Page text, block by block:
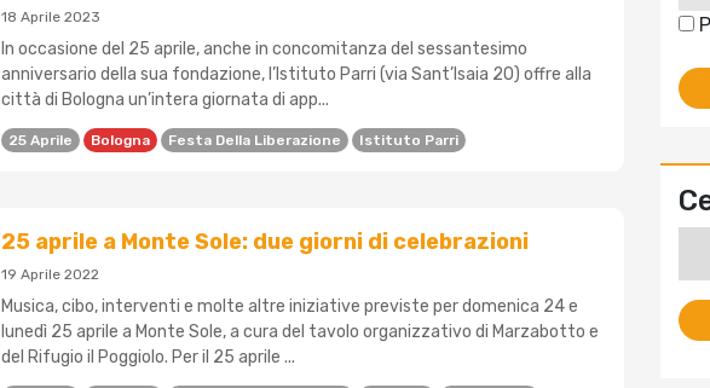
18 Aprile 2023
In occasione del 25 aprile, anche in concomitanza del sessantesimo
anniversario della sua fondazione, l’Istituto Parri (via Sant’Isaia 20) offre alla
città di Bologna un’intera giornata di app...
25 Aprile Bologna Festa Della Liberazione Istituto Parri
25 aprile a Monte Sole: due giorni di celebrazioni
19 Aprile 2022
Musica, cibo, interventi e molte altre iniziative previste per domenica 24 e
lunedì 25 aprile a Monte Sole, a cura del tavolo organizzativo di Marzabotto e
del Rifugio il Poggiolo. Per il 25 aprile ...